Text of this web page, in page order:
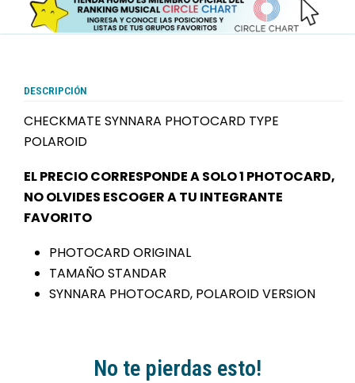
DESCRIPCIÓN
CHECKMATE SYNNARA PHOTOCARD TYPE
POLAROID
EL PRECIO CORRESPONDE A SOLO 1 PHOTOCARD,
NO OLVIDES ESCOGER A TU INTEGRANTE
FAVORITO
PHOTOCARD ORIGINAL
TAMAÑO STANDAR
SYNNARA PHOTOCARD, POLAROID VERSION
No te pierdas esto!